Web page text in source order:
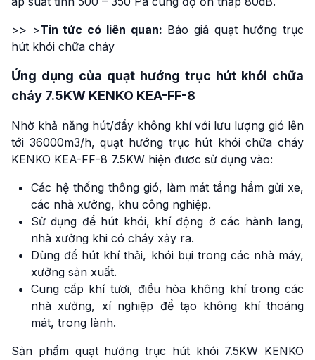
>> >Tin tức có liên quan: Báo giá quạt hướng trục
hút khói chữa cháy
Ứng dụng của quạt hướng trục hút khói chữa
cháy 7.5KW KENKO KEA-FF-8
Nhờ khả năng hút/đẩy không khí với lưu lượng gió lên
tới 36000m3/h, quạt hướng trục hút khói chữa cháy
KENKO KEA-FF-8 7.5KW hiện đươc sử dụng vào:
Các hệ thống thông gió, làm mát tầng hầm gửi xe,
các nhà xưởng, khu công nghiệp.
Sử dụng để hút khói, khí động ở các hành lang,
nhà xưởng khi có cháy xảy ra.
Dùng để hút khí thải, khói bụi trong các nhà máy,
xưởng sản xuất.
Cung cấp khí tươi, điều hòa không khí trong các
nhà xưởng, xí nghiệp để tạo không khí thoáng
mát, trong lành.
Sản phẩm quạt hướng trục hút khói 7.5KW KENKO